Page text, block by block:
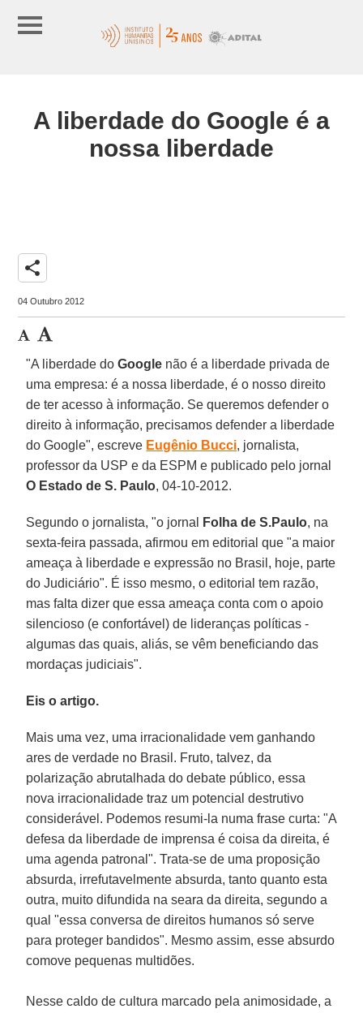
A liberdade do Google é a
nossa liberdade
share
04 Outubro 2012
"A liberdade doGoogle não é a liberdade privada de
uma empresa: é a nossa liberdade, é o nosso direito
de ter acesso à informação. Se queremos defender o
direito à informação, precisamos defender a liberdade
do Google", escreve Eugênio Bucci, jornalista,
professor da USP e da ESPM e publicado pelo jornal
O Estado de S. Paulo, 04-10-2012.
Segundo o jornalista, "o jornal Folha de S.Paulo, na
sexta-feira passada, afirmou em editorial que "a maior
ameaça à liberdade e expressão no Brasil, hoje, parte
do Judiciário". É isso mesmo, o editorial tem razão,
mas falta dizer que essa ameaça conta com o apoio
silencioso (e confortável) de lideranças políticas -
algumas das quais, aliás, se vêm beneficiando das
mordaças judiciais".
Eis o artigo.
Mais uma vez, uma irracionalidade vem ganhando
ares de verdade no Brasil. Fruto, talvez, da
polarização abrutalhada do debate público, essa
nova irracionalidade traz um potencial destrutivo
considerável. Podemos resumi-la numa frase curta: "A
defesa da liberdade de imprensa é coisa da direita, é
uma agenda patronal". Trata-se de uma proposição
absurda, irrefutavelmente absurda, tanto quanto esta
outra, muito difundida na seara da direita, segundo a
qual "essa conversa de direitos humanos só serve
para proteger bandidos". Mesmo assim, esse absurdo
comove pequenas multidões.
Nesse caldo de cultura marcado pela animosidade, a